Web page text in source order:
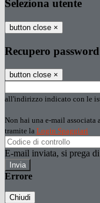
Seleziona utente
button close ×
Recupero password
button close ×
all'indirizzo indicato con le
Non hai una e-mail associata
tramite la Login Spaggiari
E-mail inviata, si prega
Errore
Chiudi